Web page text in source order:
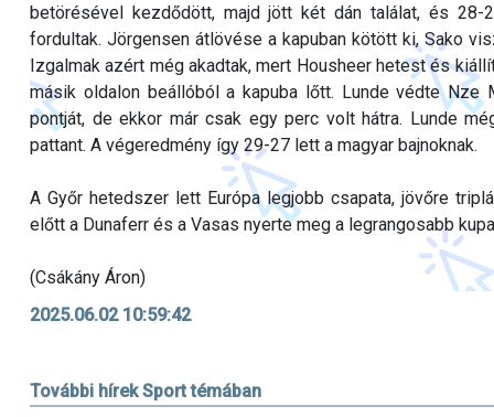
betörésével kezdődött, majd jött két dán találat, és
fordultak. Jörgensen átlövése a kapuban kötött ki, Sako
Izgalmak azért még akadtak, mert Housheer hetest és
másik oldalon beállóból a kapuba lőtt. Lunde védte
pontját, de ekkor már csak egy perc volt hátra. Lunde
pattant. A végeredmény így 29-27 lett a magyar bajnoknak.
A Győr hetedszer lett Európa legjobb csapata, jövőre
előtt a Dunaferr és a Vasas nyerte meg a legrangosabb
(Csákány Áron)
2025.06.02 10:59:42
További hírek Sport témában